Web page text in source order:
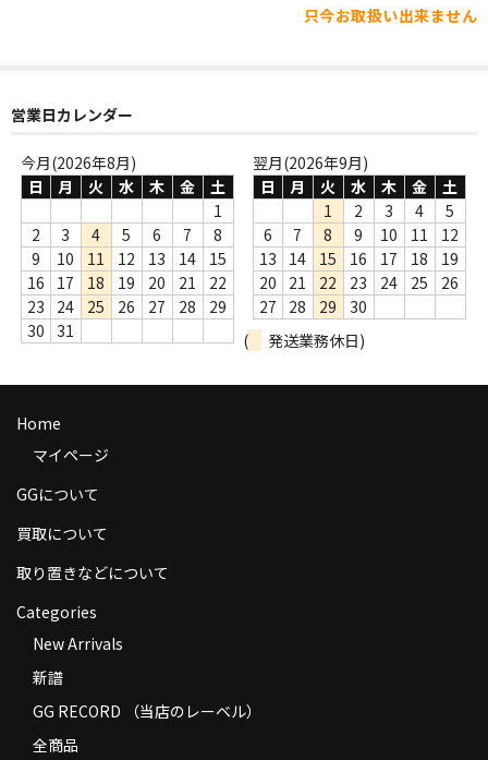
Webのみ no.1
Webのみ no.2
Webのみ no.4
売り切れ
Help
送料
商品の発送
返品
コンディション
Privacy Policy
特定商取引法に基づく表示
Contact
只今お取扱い出来ません
営業日カレンダー
今月(2026年8月)
日
月 火 水 木 金
土
1
2
3 4 5 6 7
8
9
10 11 12 13 14
15
16
17 18 19 20 21
22
23
24 25 26 27 28
29
30
31
翌月(2026年9月)
日
月 火 水 木 金
土
1
2 3 4
5
6
7 8 9 10 11
12
13
14 15 16 17 18
19
20
21 22 23 24 25
26
27
28 29
30
(
発送業務休日)
Home
マイページ
GGについて
買取について
取り置きなどについて
Categories
New Arrivals
新譜
GG RECORD （当店のレーベル）
全商品